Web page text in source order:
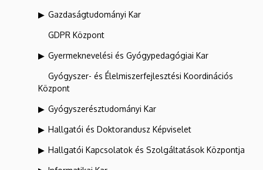
Gazdaságtudományi Kar
GDPR Központ
Gyermeknevelési és Gyógypedagógiai Kar
Gyógyszer- és Élelmiszerfejlesztési Koordinációs
Központ
Gyógyszerésztudományi Kar
Hallgatói és Doktorandusz Képviselet
Hallgatói Kapcsolatok és Szolgáltatások Központja